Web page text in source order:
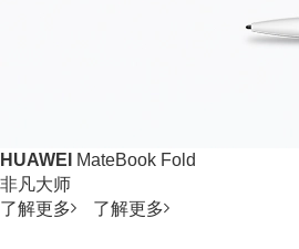
HUAWEI
MateBook Fold
非凡大师
了解更多
了解更多